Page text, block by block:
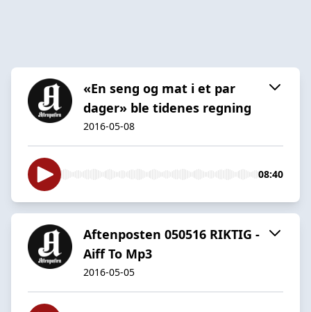
«En seng og mat i et par
dager» ble tidenes regning
2016-05-08
08:40
Aftenposten 050516 RIKTIG -
Aiff To Mp3
2016-05-05